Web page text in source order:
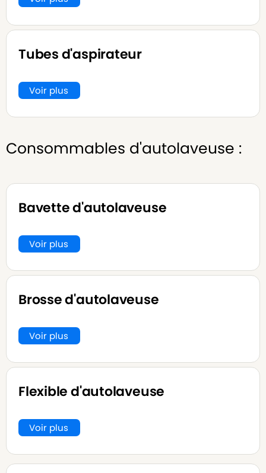
Tubes d'aspirateur
Voir plus
Consommables d'autolaveuse :
Bavette d'autolaveuse
Voir plus
Brosse d'autolaveuse
Voir plus
Flexible d'autolaveuse
Voir plus